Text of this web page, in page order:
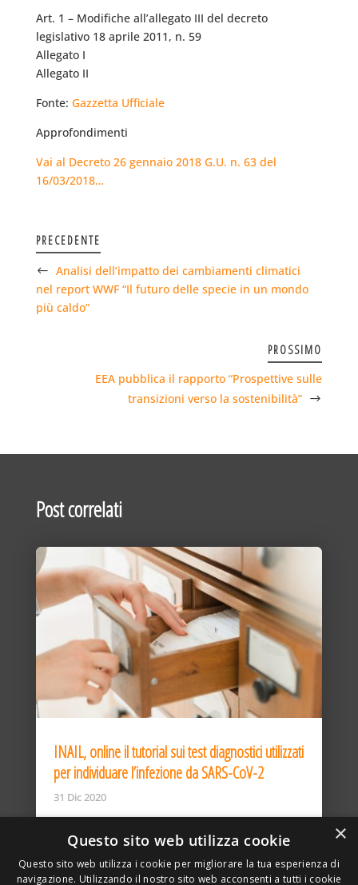
Art. 1 – Modifiche all’allegato III del decreto
legislativo 18 aprile 2011, n. 59
Allegato I
Allegato II
Fonte: Gazzetta Ufficiale
Approfondimenti
Vai al Decreto 26 gennaio 2018 G.U. n. 63 del
16/03/2018…
PRECEDENTE
Analisi dell’impatto dei cambiamenti climatici
nel report WWF “Il futuro delle specie in un mondo
più caldo”
PROSSIMO
EEA pubblica il rapporto “Prospettive sulle
transizioni verso la sostenibilità”
Post correlati
INAIL, online il tutorial sui test diagnostici utilizzati
per individuare l’infezione da SARS-CoV-2
31 Dic 2020
×
Questo sito web utilizza cookie
Questo sito web utilizza i cookie per migliorare la tua esperienza di
navigazione. Utilizzando il nostro sito web acconsenti a tutti i cookie